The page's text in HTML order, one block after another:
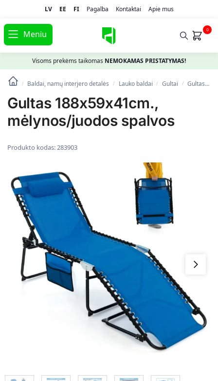
LV EE FI Pagalba Kontaktai Apie mus
Meniu 0
Visoms prekėms taikomas NEMOKAMAS PRISTATYMAS!
/ Baldai, namų interjero detalės / Lauko baldai / Gultai / Gultas 188x59x41cm., mėlynos/juodos spalvos
Gultas 188x59x41cm.,
mėlynos/juodos spalvos
Produkto kodas:283903